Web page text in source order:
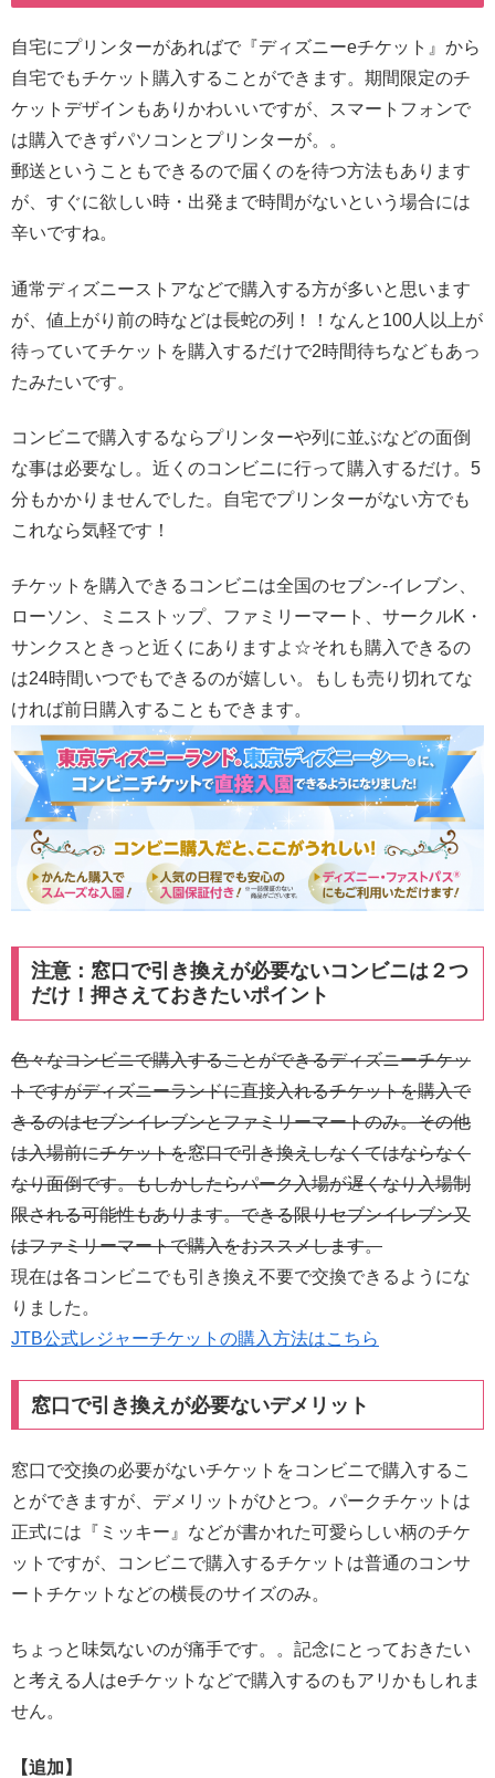
自宅にプリンターがあればで『ディズニーeチケット』から
自宅でもチケット購入することができます。期間限定のチ
ケットデザインもありかわいいですが、スマートフォンで
は購入できずパソコンとプリンターが。。
郵送ということもできるので届くのを待つ方法もあります
が、すぐに欲しい時・出発まで時間がないという場合には
辛いですね。
通常ディズニーストアなどで購入する方が多いと思います
が、値上がり前の時などは長蛇の列！！なんと100人以上が
待っていてチケットを購入するだけで2時間待ちなどもあっ
たみたいです。
コンビニで購入するならプリンターや列に並ぶなどの面倒
な事は必要なし。近くのコンビニに行って購入するだけ。5
分もかかりませんでした。自宅でプリンターがない方でも
これなら気軽です！
チケットを購入できるコンビニは全国のセブン-イレブン、
ローソン、ミニストップ、ファミリーマート、サークルK・
サンクスときっと近くにありますよ☆それも購入できるの
は24時間いつでもできるのが嬉しい。もしも売り切れてな
ければ前日購入することもできます。
注意：窓口で引き換えが必要ないコンビニは２つ
だけ！押さえておきたいポイント
色々なコンビニで購入することができるディズニーチケッ
トですがディズニーランドに直接入れるチケットを購入で
きるのはセブンイレブンとファミリーマートのみ。その他
は入場前にチケットを窓口で引き換えしなくてはならなく
なり面倒です。もしかしたらパーク入場が遅くなり入場制
限される可能性もあります。できる限りセブンイレブン又
はファミリーマートで購入をおススメします。
現在は各コンビニでも引き換え不要で交換できるようにな
りました。
JTB公式レジャーチケットの購入方法はこちら
窓口で引き換えが必要ないデメリット
窓口で交換の必要がないチケットをコンビニで購入するこ
とができますが、デメリットがひとつ。パークチケットは
正式には『ミッキー』などが書かれた可愛らしい柄のチケ
ットですが、コンビニで購入するチケットは普通のコンサ
ートチケットなどの横長のサイズのみ。
ちょっと味気ないのが痛手です。。記念にとっておきたい
と考える人はeチケットなどで購入するのもアリかもしれま
せん。
【追加】